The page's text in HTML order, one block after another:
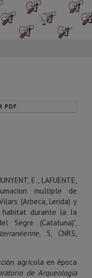
PDF
E., LAFUENTE,
multiple de
(Arbeca, Lerida) y
habitat durante la Ia
(Cataluna)”,
, 5, CNRS,
agrícola en época
de Arqueología